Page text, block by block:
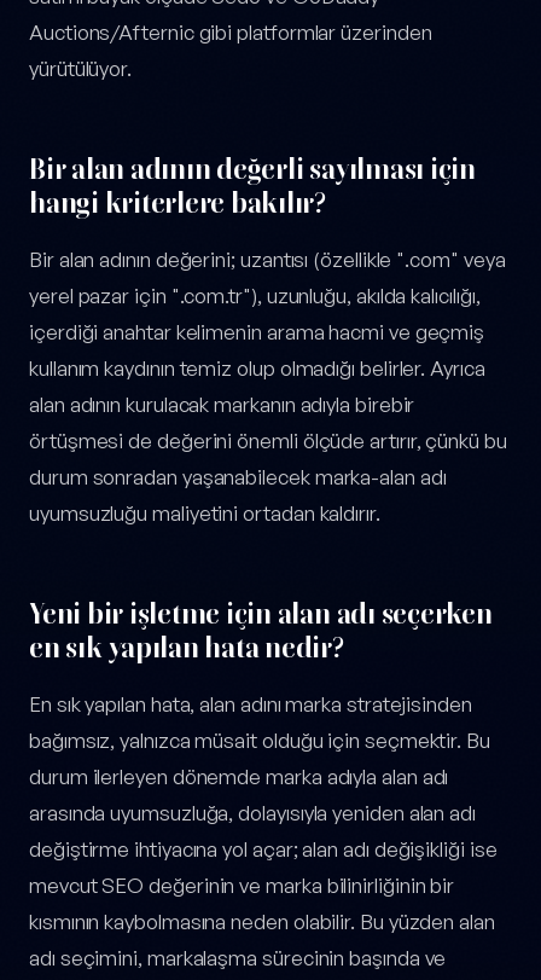
Auctions/Afternic gibi platformlar üzerinden
yürütülüyor.
Bir alan adının değerli sayılması için
hangi kriterlere bakılır?
Bir alan adının değerini; uzantısı (özellikle ".com" veya
yerel pazar için ".com.tr"), uzunluğu, akılda kalıcılığı,
içerdiği anahtar kelimenin arama hacmi ve geçmiş
kullanım kaydının temiz olup olmadığı belirler. Ayrıca
alan adının kurulacak markanın adıyla birebir
örtüşmesi de değerini önemli ölçüde artırır, çünkü bu
durum sonradan yaşanabilecek marka-alan adı
uyumsuzluğu maliyetini ortadan kaldırır.
Yeni bir işletme için alan adı seçerken
en sık yapılan hata nedir?
En sık yapılan hata, alan adını marka stratejisinden
bağımsız, yalnızca müsait olduğu için seçmektir. Bu
durum ilerleyen dönemde marka adıyla alan adı
arasında uyumsuzluğa, dolayısıyla yeniden alan adı
değiştirme ihtiyacına yol açar; alan adı değişikliği ise
mevcut SEO değerinin ve marka bilinirliğinin bir
kısmının kaybolmasına neden olabilir. Bu yüzden alan
adı seçimini, markalaşma sürecinin başında ve